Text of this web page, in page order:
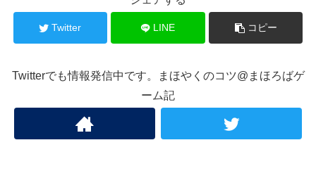
Twitter LINE コピー
Twitterでも情報発信中です。まほやくのコツ@まほろばゲ
ーム記